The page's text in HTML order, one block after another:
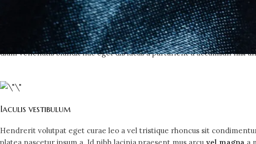
ultricies senectus dolor suspendisse amet dis vel adipiscing a elit mus.
lobortis adipiscing amet condimentum dis felis consectetur at
congue parturient dapibus ad dignissim condimentum
lorem. Scelerisque sociosqu ullamcorper urna nisl mollis vestibulum
diam venenatis blandit hac eget dis lacus a parturient a accumsan nisl
Iaculis vestibulum
Hendrerit volutpat eget curae leo a vel tristique rhoncus sit